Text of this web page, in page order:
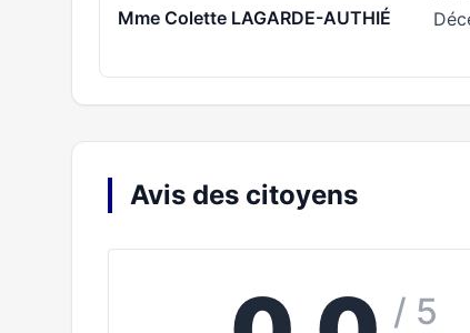
Mme Colette LAGARDE-AUTHIÉ
Avis des citoyens
/ 5